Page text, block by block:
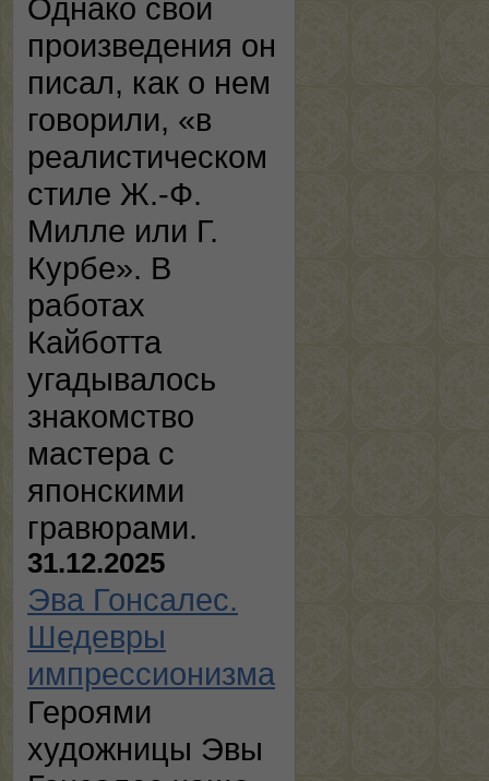
Однако свои
произведения он
писал, как о нем
говорили, «в
реалистическом
стиле Ж.-Ф.
Милле или Г.
Курбе». В
работах
Кайботта
угадывалось
знакомство
мастера с
японскими
гравюрами.
31.12.2025
Эва Гонсалес.
Шедевры
импрессионизма
Героями
художницы Эвы